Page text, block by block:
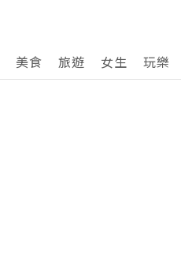
美食 旅遊 女生 玩樂